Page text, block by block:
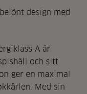
design med
A är
och sitt
ger en maximal
Med sin